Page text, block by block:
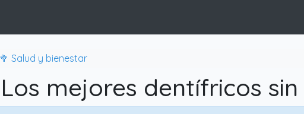
🥦 Salud y bienestar
Los mejores dentífricos